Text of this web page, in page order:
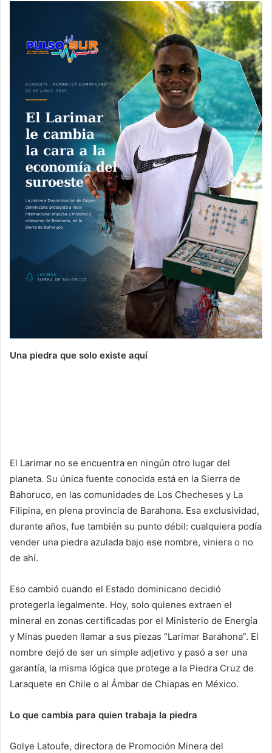
Una piedra que solo existe aquí
El Larimar no se encuentra en ningún otro lugar del
planeta. Su única fuente conocida está en la Sierra de
Bahoruco, en las comunidades de Los Checheses y La
Filipina, en plena provincia de Barahona. Esa exclusividad,
durante años, fue también su punto débil: cualquiera podía
vender una piedra azulada bajo ese nombre, viniera o no
de ahí.
Eso cambió cuando el Estado dominicano decidió
protegerla legalmente. Hoy, solo quienes extraen el
mineral en zonas certificadas por el Ministerio de Energía
y Minas pueden llamar a sus piezas “Larimar Barahona”. El
nombre dejó de ser un simple adjetivo y pasó a ser una
garantía, la misma lógica que protege a la Piedra Cruz de
Laraquete en Chile o al Ámbar de Chiapas en México.
Lo que cambia para quien trabaja la piedra
Golye Latoufe, directora de Promoción Minera del